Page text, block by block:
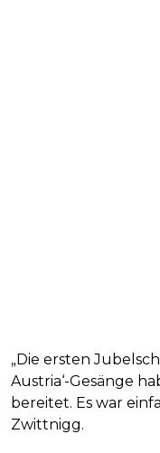
„Die ersten
Austria‘-Gesänge
bereitet. Es war
Zwittnigg.